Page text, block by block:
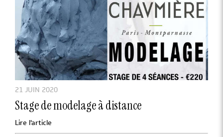
21 JUIN 2020
Stage de modelage à distance
Lire l'article